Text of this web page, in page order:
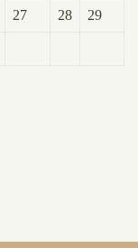
27 28 29